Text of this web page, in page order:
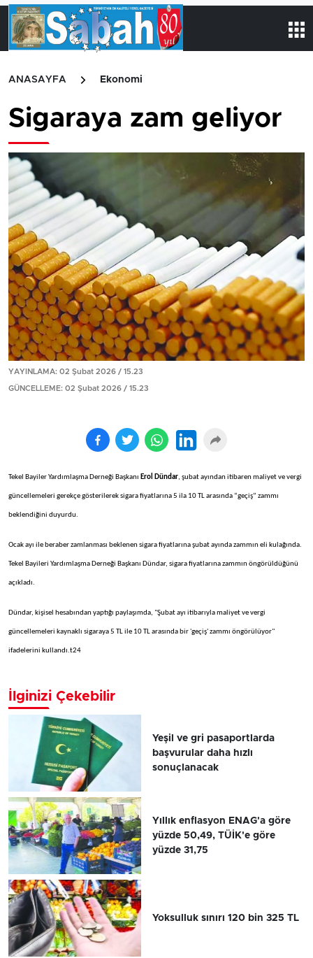
ANASAYFA Ekonomi
Sigaraya zam geliyor
YAYINLAMA: 02 Şubat 2026 / 15.23
GÜNCELLEME: 02 Şubat 2026 / 15.23
Tekel Bayiler Yardımlaşma Derneği Başkanı Erol Dündar, şubat ayından itibaren maliyet ve vergi
güncellemeleri gerekçe gösterilerek sigara fiyatlarına 5 ila 10 TL arasında “geçiş” zammı
beklendiğini duyurdu.
Ocak ayı ile beraber zamlanması beklenen sigara fiyatlarına şubat ayında zammın eli kulağında.
Tekel Bayileri Yardımlaşma Derneği Başkanı Dündar, sigara fiyatlarına zammın öngörüldüğünü
açıkladı.
Dündar, kişisel hesabından yaptığı paylaşımda, "Şubat ayı itibarıyla maliyet ve vergi
güncellemeleri kaynaklı sigaraya 5 TL ile 10 TL arasında bir 'geçiş' zammı öngörülüyor"
ifadelerini kullandı.t24
İlginizi Çekebilir
Yeşil ve gri pasaportlarda
başvurular daha hızlı
sonuçlanacak
Yıllık enflasyon ENAG'a göre
yüzde 50,49, TÜİK'e göre
yüzde 31,75
Yoksulluk sınırı 120 bin 325 TL